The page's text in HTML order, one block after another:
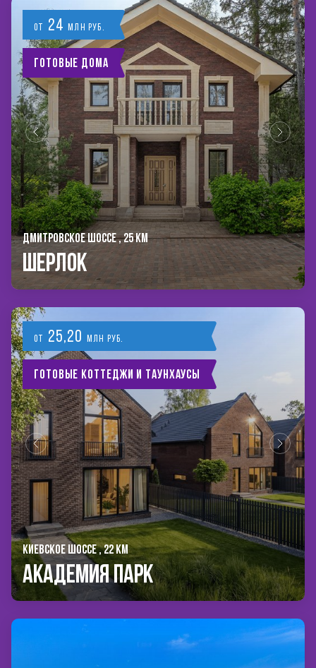
от 24млн руб.
Готовые дома
ДМИТРОВСКОЕ ШОССЕ , 25 КМ
Шерлок
от 25,20 млн руб.
Готовые коттеджи и таунхаусы
КИЕВСКОЕ ШОССЕ , 22 КМ
Академия Парк